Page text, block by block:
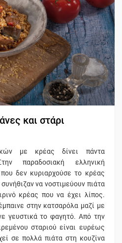
και στάρι
με κρέας δίνει πάντα
παραδοσιακή ελληνική
δεν κυριαρχούσε το κρέας
να νοστιμεύουν πιάτα
κρέας που να έχει λίπος.
στην κατσαρόλα μαζί με
γευστικά το φαγητό. Από την
σταριού είναι ευρέως
σε πολλά πιάτα στη κουζίνα